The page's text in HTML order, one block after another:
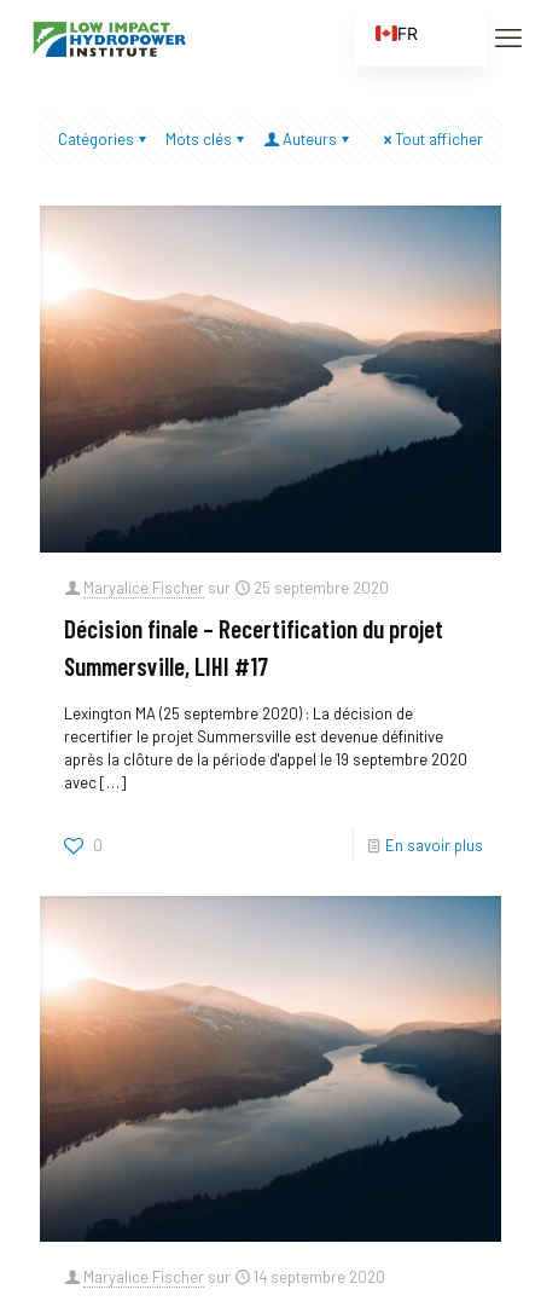
Catégories Mots clés Auteurs Tout afficher
Maryalice Fischer sur 25 septembre 2020
Décision finale – Recertification du projet
Summersville, LIHI #17
Lexington MA (25 septembre 2020) : La décision de
recertifier le projet Summersville est devenue définitive
après la clôture de la période d'appel le 19 septembre 2020
avec[…]
0 En savoir plus
Maryalice Fischer sur 14 septembre 2020
FR